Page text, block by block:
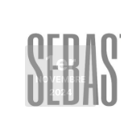
1er
NOVEMBRE
2024